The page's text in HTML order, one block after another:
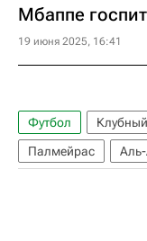
Мбаппе
19 июня 2025, 16:41
Футбол
Палмейрас